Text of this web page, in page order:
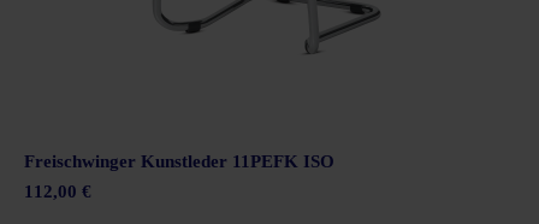
Freischwinger Kunstleder 11PEFK ISO
112,00 €